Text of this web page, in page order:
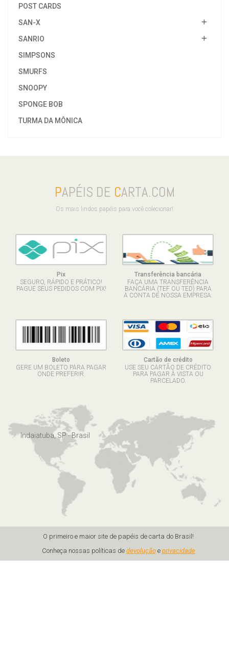
POST CARDS
SAN-X
SANRIO
SIMPSONS
SMURFS
SNOOPY
SPONGE BOB
TURMA DA MÔNICA
PAPÉIS DE CARTA.COM
Os mais lindos papéis para você colecionar!
Pix
SEGURO, RÁPIDO E PRÁTICO!
PAGUE SEUS PEDIDOS COM PIX!
Transferência bancária
FAÇA UMA TRANSFERÊNCIA
BANCÁRIA (TEF OU TED) PARA
A CONTA DE NOSSA EMPRESA.
Boleto
GERE UM BOLETO PARA PAGAR
ONDE PREFERIR.
Cartão de crédito
USE SEU CARTÃO DE CRÉDITO
PARA PAGAR À VISTA OU
PARCELADO.
Indaiatuba, SP - Brasil
O primeiro e maior site de papéis de carta do Brasil!
Conheça nossas políticas de devoluçãoe privacidade